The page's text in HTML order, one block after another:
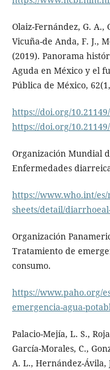
Olaiz-Fernández, G. A.,
Vicuña-de Anda, F. J.,
(2019). Panorama
Aguda en México y el
Pública de México,
https://doi.org/
https://doi.org/
Organización Mundial
Enfermedades
https://www.who.int/es/
sheets/detail/
Organización
Tratamiento de
consumo.
https://www.paho.org/
emergencia-agua-
Palacio-Mejía, L. S.,
García-Morales, C.,
A. L., Hernández-Ávila,